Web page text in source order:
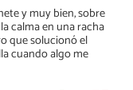
y muy bien, sobre
calma en una racha
que solucionó el
cuando algo me